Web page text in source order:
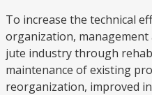
To increase the technical
organization, management
jute industry through
maintenance of existing
reorganization, improved